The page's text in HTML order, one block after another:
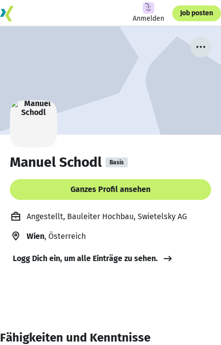
Anmelden
Job posten
Manuel Schodl Basis
Ganzes Profil ansehen
Angestellt, Bauleiter Hochbau, Swietelsky AG
Wien, Österreich
Logg Dich ein, um alle Einträge zu sehen.
Fähigkeiten und Kenntnisse